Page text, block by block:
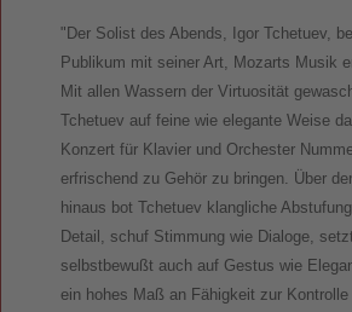
"Der Solist des Abends, Igor Tchetuev,
Publikum mit seiner Art, Mozarts Musik
Mit allen Wassern der Virtuosität
Tchetuev auf feine wie elegante Weise
Konzert für Klavier und Orchester
erfrischend zu Gehör zu bringen. Über
hinaus bot Tchetuev klangliche
Detail, schuf Stimmung wie Dialoge,
selbstbewußt auch auf Gestus wie
ein hohes Maß an Fähigkeit zur